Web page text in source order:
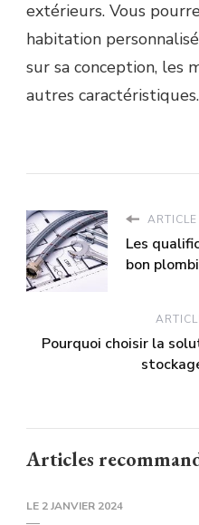
extérieurs. Vous
habitation
sur sa conception, les
autres caractéristiques.
Les
bon
Pourquoi choisir la
Articles
LE 2 JANVIER 2024